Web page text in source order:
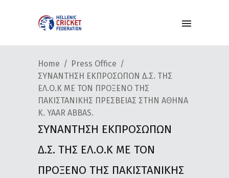
Home
Press Office
ΣΥΝΑΝΤΗΣΗ ΕΚΠΡΟΣΩΠΩΝ Δ.Σ. ΤΗΣ
ΕΛ.Ο.Κ ΜΕ ΤΟΝ ΠΡΟΞΕΝΟ ΤΗΣ
ΠΑΚΙΣΤΑΝΙΚΗΣ ΠΡΕΣΒΕΙΑΣ ΣΤΗΝ ΑΘΗΝΑ
Κ. YAAR ABBAS.
ΣΥΝΑΝΤΗΣΗ ΕΚΠΡΟΣΩΠΩΝ
Δ.Σ. ΤΗΣ ΕΛ.Ο.Κ ΜΕ ΤΟΝ
ΠΡΟΞΕΝΟ ΤΗΣ ΠΑΚΙΣΤΑΝΙΚΗΣ